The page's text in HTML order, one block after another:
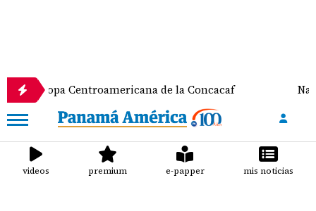
de la Concacaf Nathalee
videos premium e-papper mis noticias